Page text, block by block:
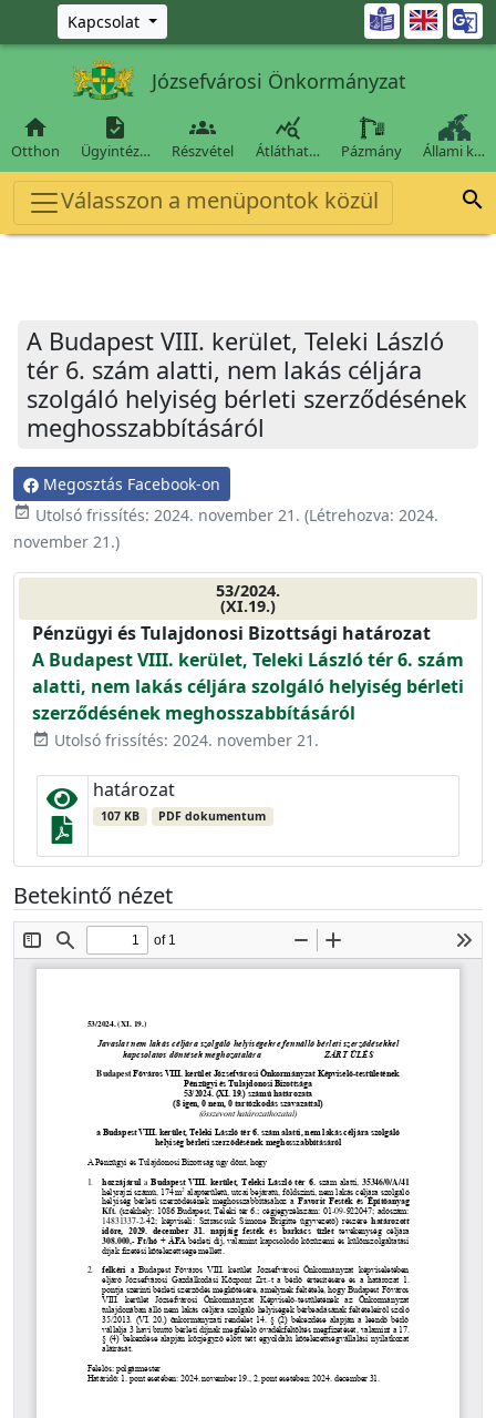
Ugrás a fő tartalomra
Kapcsolat 
Józsefvárosi Önkormányzat

Otthon

Ügyintéz…

Részvétel

Átláthat… Pázmány Állami k…
Válasszon a menüpontok közül 
A Budapest VIII. kerület, Teleki László
tér 6. szám alatti, nem lakás céljára
szolgáló helyiség bérleti szerződésének
meghosszabbításáról
Megosztás Facebook-on
event_available Utolsó frissítés: 2024. november 21. (Létrehozva: 2024.
november 21.)
53/2024.
(XI.19.)
Pénzügyi és Tulajdonosi Bizottsági határozat
A Budapest VIII. kerület, Teleki László tér 6. szám
alatti, nem lakás céljára szolgáló helyiség bérleti
szerződésének meghosszabbításáról
event_available Utolsó frissítés: 2024. november 21.
határozat
107 KB PDF dokumentum
Betekintő nézet